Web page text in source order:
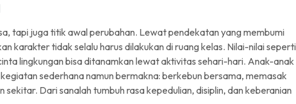
tapi juga titik awal perubahan. Lewat pendekatan yang membumi
karakter tidak selalu harus dilakukan di ruang kelas. Nilai-nilai seperti
lingkungan bisa ditanamkan lewat aktivitas sehari-hari. Anak-anak
sederhana namun bermakna: berkebun bersama, memasak
Dari sanalah tumbuh rasa kepedulian, disiplin, dan keberanian